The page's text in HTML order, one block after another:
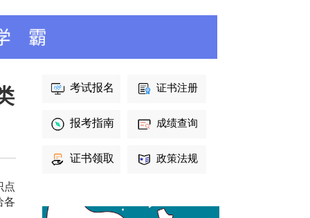
点
各
考试报名
报考指南
证书领取
证书注册
成绩查询
政策法规